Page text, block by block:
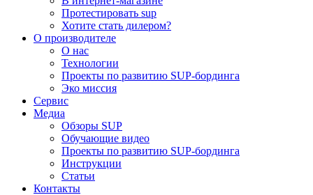
Протестировать sup
Хотите стать дилером?
О производителе
О нас
Технологии
Проекты по развитию SUP-бординга
Эко миссия
Сервис
Медиа
Обзоры SUP
Обучающие видео
Проекты по развитию SUP-бординга
Инструкции
Статьи
Контакты